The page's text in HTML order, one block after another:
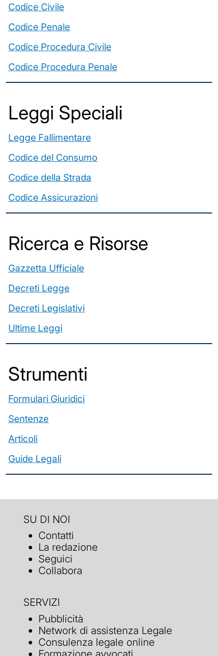
Codice Civile
Codice Penale
Codice Procedura Civile
Codice Procedura Penale
Leggi Speciali
Legge Fallimentare
Codice del Consumo
Codice della Strada
Codice Assicurazioni
Ricerca e Risorse
Gazzetta Ufficiale
Decreti Legge
Decreti Legislativi
Ultime Leggi
️Strumenti
Formulari Giuridici
Sentenze
Articoli
Guide Legali
SU DI NOI
Contatti
La redazione
Seguici
Collabora
SERVIZI
Pubblicità
Network di assistenza Legale
Consulenza legale online